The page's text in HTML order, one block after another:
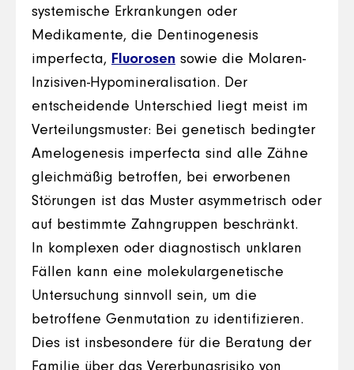
systemische Erkrankungen oder
Medikamente, die Dentinogenesis
imperfecta, Fluorosen sowie die Molaren-
Inzisiven-Hypomineralisation. Der
entscheidende Unterschied liegt meist im
Verteilungsmuster: Bei genetisch bedingter
Amelogenesis imperfecta sind alle Zähne
gleichmäßig betroffen, bei erworbenen
Störungen ist das Muster asymmetrisch oder
auf bestimmte Zahngruppen beschränkt.
In komplexen oder diagnostisch unklaren
Fällen kann eine molekulargenetische
Untersuchung sinnvoll sein, um die
betroffene Genmutation zu identifizieren.
Dies ist insbesondere für die Beratung der